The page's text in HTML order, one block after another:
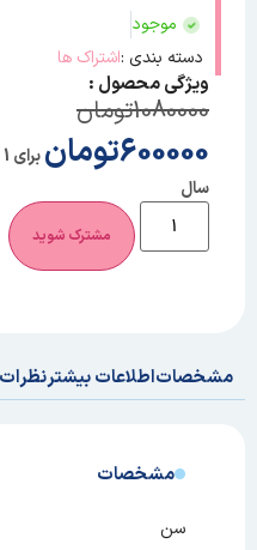
موجود
دسته بندی : اشتراک ها
ویژگی محصول :
1080000تومان
600000تومان
برای 1
سال
مشترک شوید
مشخصاتاطلاعات بیشترنظرات
مشخصات
سن